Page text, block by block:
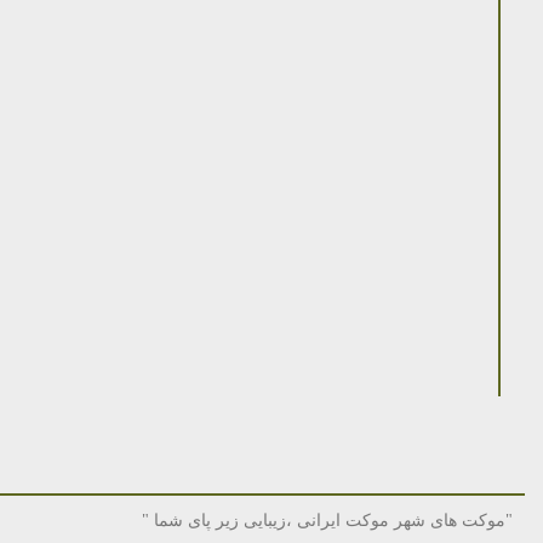
"موکت های شهر موکت ایرانی ،زیبایی زیر پای شما "